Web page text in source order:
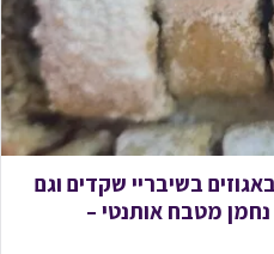
בשיבריי שקדים וגם
מטבח אותנטי –